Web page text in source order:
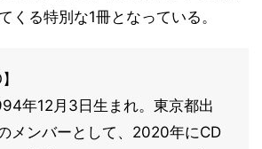
くる特別な1冊となっている。
年12月3日生まれ。東京都出
メンバーとして、2020年にCD